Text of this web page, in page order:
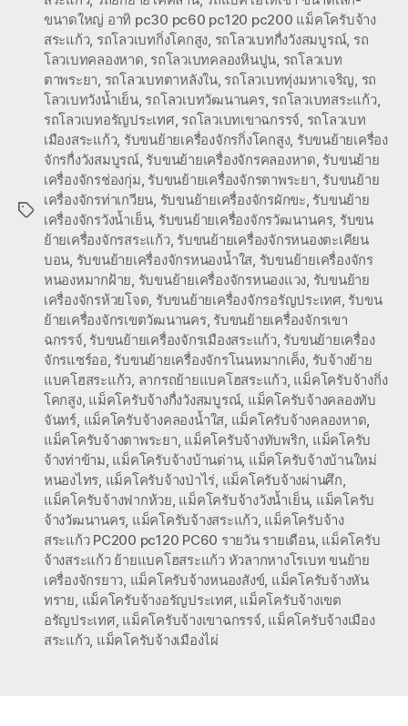
Tags
ขนาดใหญ่ อาทิ pc30 pc60 pc120 pc200 แม็คโครับจ้าง
สระแก้ว, รถโลวเบทกิ่งโคกสูง, รถโลวเบทกื่งวังสมบูรณ์, รถ
โลวเบทคลองหาด, รถโลวเบทคลองหินปูน, รถโลวเบท
ตาพระยา, รถโลวเบทตาหลังใน, รถโลวเบททุ่งมหาเจริญ, รถ
โลวเบทวังน้ำเย็น, รถโลวเบทวัฒนานคร, รถโลวเบทสระแก้ว,
รถโลวเบทอรัญประเทศ, รถโลวเบทเขาฉกรรจ์, รถโลวเบท
เมืองสระแก้ว, รับขนย้ายเครื่องจักรกิ่งโคกสูง, รับขนย้ายเครื่อง
จักรกื่งวังสมบูรณ์, รับขนย้ายเครื่องจักรคลองหาด, รับขนย้าย
เครื่องจักรช่องกุ่ม, รับขนย้ายเครื่องจักรตาพระยา, รับขนย้าย
เครื่องจักรท่าเกวียน, รับขนย้ายเครื่องจักรผักขะ, รับขนย้าย
เครื่องจักรวังน้ำเย็น, รับขนย้ายเครื่องจักรวัฒนานคร, รับขน
ย้ายเครื่องจักรสระแก้ว, รับขนย้ายเครื่องจักรหนองตะเคียน
บอน, รับขนย้ายเครื่องจักรหนองน้ำใส, รับขนย้ายเครื่องจักร
หนองหมากฝ้าย, รับขนย้ายเครื่องจักรหนองแวง, รับขนย้าย
เครื่องจักรห้วยโจด, รับขนย้ายเครื่องจักรอรัญประเทศ, รับขน
ย้ายเครื่องจักรเขตวัฒนานคร, รับขนย้ายเครื่องจักรเขา
ฉกรรจ์, รับขนย้ายเครื่องจักรเมืองสระแก้ว, รับขนย้ายเครื่อง
จักรแซร์ออ, รับขนย้ายเครื่องจักรโนนหมากเค็ง, รับจ้างย้าย
แบคโฮสระแก้ว, ลากรถย้ายแบคโฮสระแก้ว, แม็คโครับจ้างกิ่ง
โคกสูง, แม็คโครับจ้างกื่งวังสมบูรณ์, แม็คโครับจ้างคลองทับ
จันทร์, แม็คโครับจ้างคลองน้ำใส, แม็คโครับจ้างคลองหาด,
แม็คโครับจ้างตาพระยา, แม็คโครับจ้างทับพริก, แม็คโครับ
จ้างท่าข้าม, แม็คโครับจ้างบ้านด่าน, แม็คโครับจ้างบ้านใหม่
หนองไทร, แม็คโครับจ้างป่าไร่, แม็คโครับจ้างผ่านศึก,
แม็คโครับจ้างฟากห้วย, แม็คโครับจ้างวังน้ำเย็น, แม็คโครับ
จ้างวัฒนานคร, แม็คโครับจ้างสระแก้ว, แม็คโครับจ้าง
สระแก้ว PC200 pc120 PC60 รายวัน รายเดือน, แม็คโครับ
จ้างสระแก้ว ย้ายแบคโฮสระแก้ว หัวลากหางโรเบท ขนย้าย
เครื่องจักรยาว, แม็คโครับจ้างหนองสังข์, แม็คโครับจ้างหัน
ทราย, แม็คโครับจ้างอรัญประเทศ, แม็คโครับจ้างเขต
อรัญประเทศ, แม็คโครับจ้างเขาฉกรรจ์, แม็คโครับจ้างเมือง
สระแก้ว, แม็คโครับจ้างเมืองไผ่